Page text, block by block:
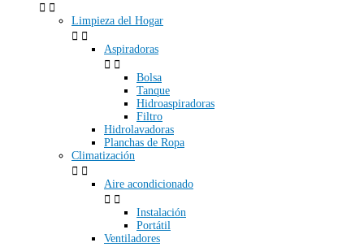
 
Limpieza del Hogar
 
Aspiradoras
 
Bolsa
Tanque
Hidroaspiradoras
Filtro
Hidrolavadoras
Planchas de Ropa
Climatización
 
Aire acondicionado
 
Instalación
Portátil
Ventiladores